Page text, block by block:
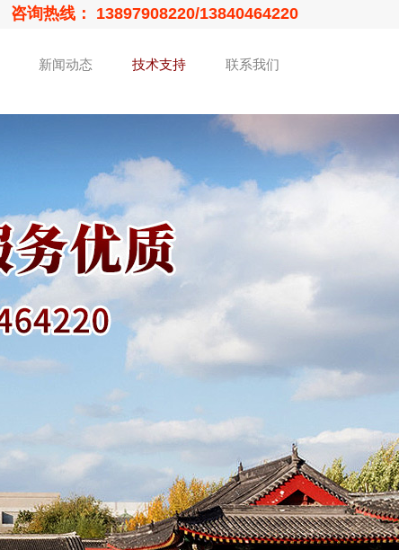
咨询热线： 13897908220/13840464220
新闻动态 技术支持 联系我们